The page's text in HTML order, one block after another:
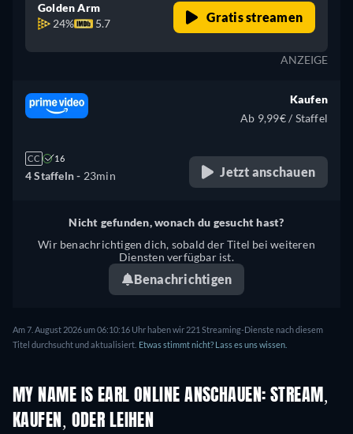
Golden Arm
24%
5.7 Gratis streamen
ANZEIGE
CC 16
4 Staffeln - 23min
Kaufen
Ab 9,99€ / Staffel
Jetzt anschauen
Nicht gefunden, wonach du gesucht hast?
Wir benachrichtigen dich, sobald der Titel bei weiteren
Diensten verfügbar ist.
Benachrichtigen
Am 7. August 2026 um 06:10:16 Uhr haben wir 221 Streaming-Dienste nach diesem
Titel durchsucht und aktualisiert. Etwas stimmt nicht? Lass es uns wissen.
MY NAME IS EARL ONLINE ANSCHAUEN: STREAM,
KAUFEN, ODER LEIHEN